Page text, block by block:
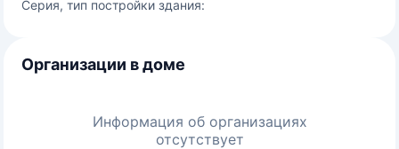
Серия, тип постройки здания:
Организации в доме
Информация об организациях
отсутствует